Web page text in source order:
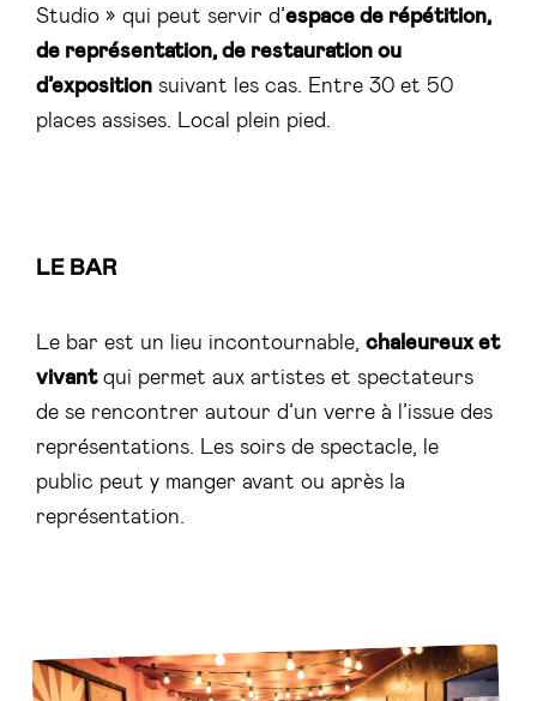
Studio » qui peut servir d’espace de répétition,
de représentation, de restauration ou
d’expositionsuivant les cas. Entre 30 et 50
places assises. Local plein pied.
LE BAR
Le bar est un lieu incontournable, chaleureux et
vivantqui permet aux artistes et spectateurs
de se rencontrer autour d’un verre à l’issue des
représentations. Les soirs de spectacle, le
public peut y manger avant ou après la
représentation.